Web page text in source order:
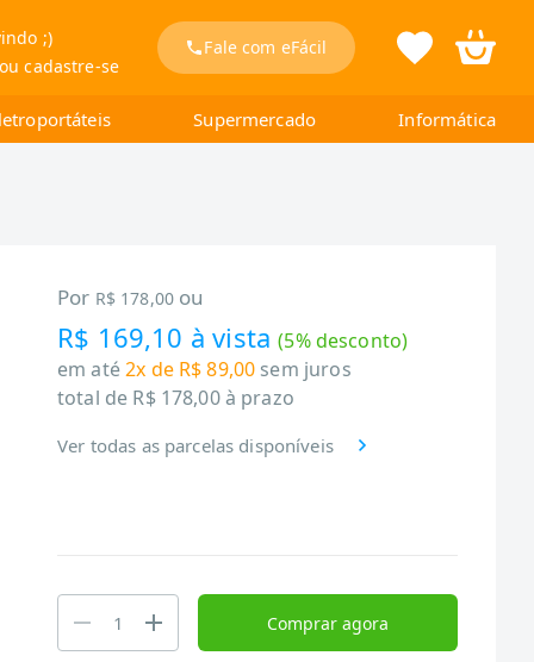
;)
cadastre-se
Fale com eFácil
Supermercado Informática
Por R$ 178,00 ou
R$ 169,10 à vista(5% desconto)
em até2x de R$ 89,00 sem juros
total de R$ 178,00à prazo
Ver todas as parcelas disponíveis
Comprar agora